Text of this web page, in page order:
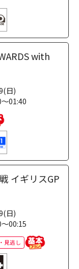
with
日)
01:40
イギリスGP
日)
00:15
見逃し